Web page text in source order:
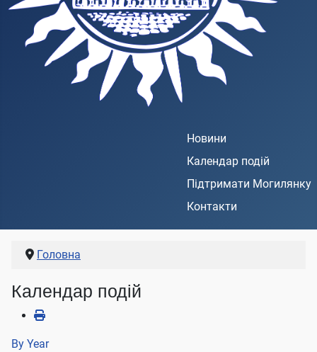
Новини
Календар подій
Підтримати Могилянку
Контакти
Головна
Календар подій
By Year